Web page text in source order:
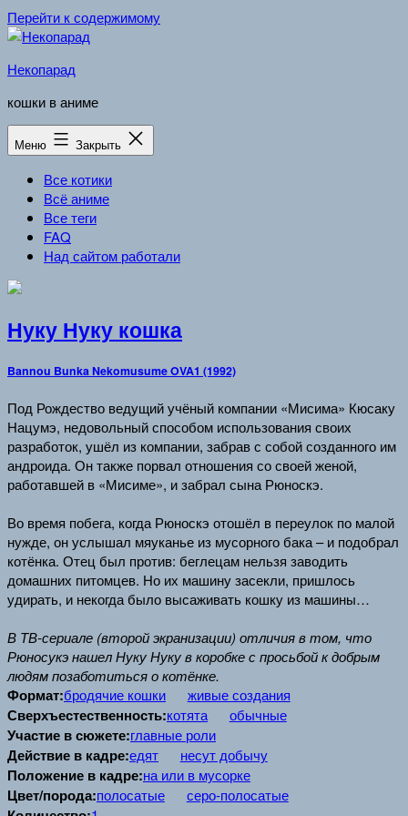
Перейти к содержимому
Некопарад
кошки в аниме
Меню Закрыть
Все котики
Всё аниме
Все теги
FAQ
Над сайтом работали
Нуку Нуку кошка
Bannou Bunka Nekomusume OVA1 (1992)
Под Рождество ведущий учёный компании «Мисима» Кюсаку
Нацумэ, недовольный способом использования своих
разработок, ушёл из компании, забрав с собой созданного им
андроида. Он также порвал отношения со своей женой,
работавшей в «Мисиме», и забрал сына Рюноскэ.
Во время побега, когда Рюноскэ отошёл в переулок по малой
нужде, он услышал мяуканье из мусорного бака – и подобрал
котёнка. Отец был против: беглецам нельзя заводить
домашних питомцев. Но их машину засекли, пришлось
удирать, и некогда было высаживать кошку из машины…
В ТВ-сериале (второй экранизации) отличия в том, что
Рюносукэ нашел Нуку Нуку в коробке с просьбой к добрым
людям позаботиться о котёнке.
Формат:бродячие кошки живые создания
Сверхъестественность:котята обычные
Участие в сюжете:главные роли
Действие в кадре:едят несут добычу
Положение в кадре:на или в мусорке
Цвет/порода:полосатые серо-полосатые